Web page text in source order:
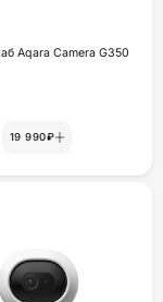
Aqara Camera G350
19 990₽